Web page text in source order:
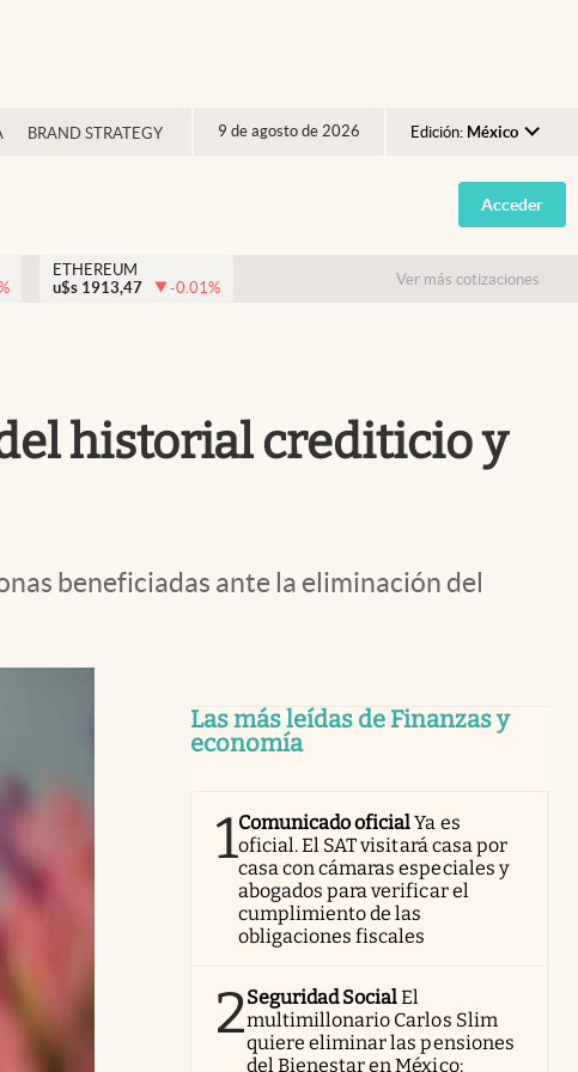
BRAND STRATEGY 9 de agosto de 2026 Edición: México
Argentina
España
USA
Acceder
ETHEREUM
u$s 1913,47 -0.01% Ver más cotizaciones
historial crediticio y
beneficiadas ante la eliminación del
Las más leídas de Finanzas y
economía
1Comunicado oficialYa es
oficial. El SAT visitará casa por
casa con cámaras especiales y
abogados para verificar el
cumplimiento de las
obligaciones fiscales
2Seguridad SocialEl
multimillonario Carlos Slim
quiere eliminar las pensiones
del Bienestar en México: